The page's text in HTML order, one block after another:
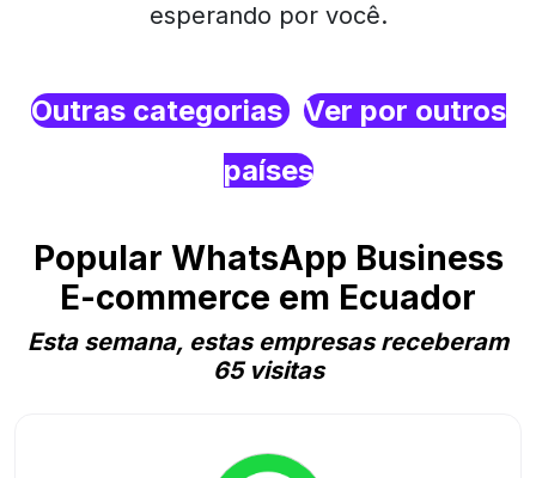
esperando por você.
Outras categorias Ver por outros
países
Popular WhatsApp Business
E-commerce em Ecuador
Esta semana, estas empresas receberam
65 visitas